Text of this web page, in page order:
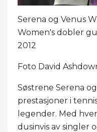
Serena og Venus
Women's dobler
2012
Foto David
Søstrene Serena
prestasjoner i
legender. Med
dusinvis av singler